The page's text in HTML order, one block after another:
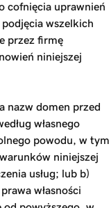
cofnięcia uprawnień
wszelkich
przez firmę
niniejszej
nazw domen przed
własnego
powodu, w tym
niniejszej
usług; lub b)
własności